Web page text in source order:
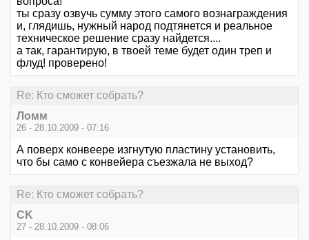
ты сразу озвучь сумму этого самого вознаграждения
и, глядишь, нужный народ подтянется и реальное
техническое решение сразу найдется....
а так, гарантирую, в твоей теме будет один треп и
флуд! проверено!
Re: Кто сможет собрать?
Ломм
26 - 28.10.2009 - 07:16
А поверх конвеере изгнутую пластину установить,
что бы само с конвейера съезжала не выход?
Re: Кто сможет собрать?
CK
27 - 28.10.2009 - 08:06